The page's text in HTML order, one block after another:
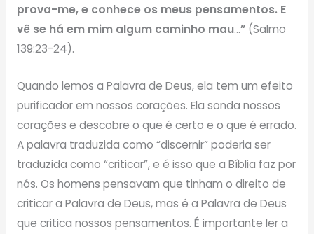
prova-me, e conhece os meus pensamentos. E
vê se há em mim algum caminho mau…”(Salmo
139:23-24).
Quando lemos a Palavra de Deus, ela tem um efeito
purificador em nossos corações. Ela sonda nossos
corações e descobre o que é certo e o que é errado.
A palavra traduzida como “discernir” poderia ser
traduzida como “criticar”, e é isso que a Bíblia faz por
nós. Os homens pensavam que tinham o direito de
criticar a Palavra de Deus, mas é a Palavra de Deus
que critica nossos pensamentos. É importante ler a